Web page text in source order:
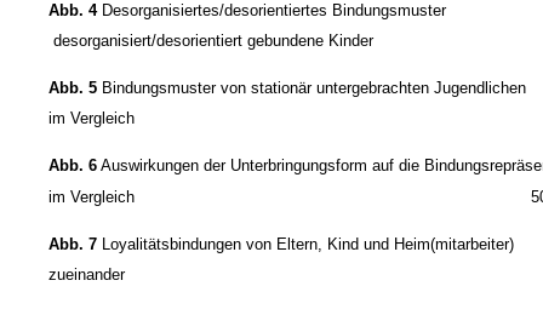
Abb. 4Desorganisiertes/desorientiertes Bindungsmuster
­ desorganisiert/desorientiert gebundene Kinder
Abb. 5 Bindungsmuster von stationär untergebrachten Jugendlichen
im Vergleich
Abb. 6 Auswirkungen der Unterbringungsform auf die
im Vergleich
Abb. 7 Loyalitätsbindungen von Eltern, Kind und Heim(mitarbeiter)
zueinander